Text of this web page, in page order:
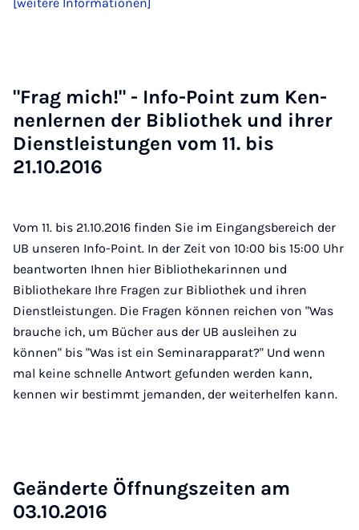
"Frag mich!" - In­fo-Point zum Ken­
nen­ler­nen der Bi­blio­thek und ih­rer
Dienst­leis­tun­gen vom 11. bis
21.10.2016
Vom 11. bis 21.10.2016 finden Sie im Eingangsbereich der
UB unseren Info-Point. In der Zeit von 10:00 bis 15:00 Uhr
beantworten Ihnen hier Bibliothekarinnen und
Bibliothekare Ihre Fragen zur Bibliothek und ihren
Dienstleistungen. Die Fragen können reichen von "Was
brauche ich, um Bücher aus der UB ausleihen zu
können" bis "Was ist ein Seminarapparat?" Und wenn
mal keine schnelle Antwort gefunden werden kann,
kennen wir bestimmt jemanden, der weiterhelfen kann.
Ge­än­der­te Öff­nungs­zei­ten am
03.10.2016